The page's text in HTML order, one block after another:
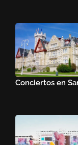
Conciertos en